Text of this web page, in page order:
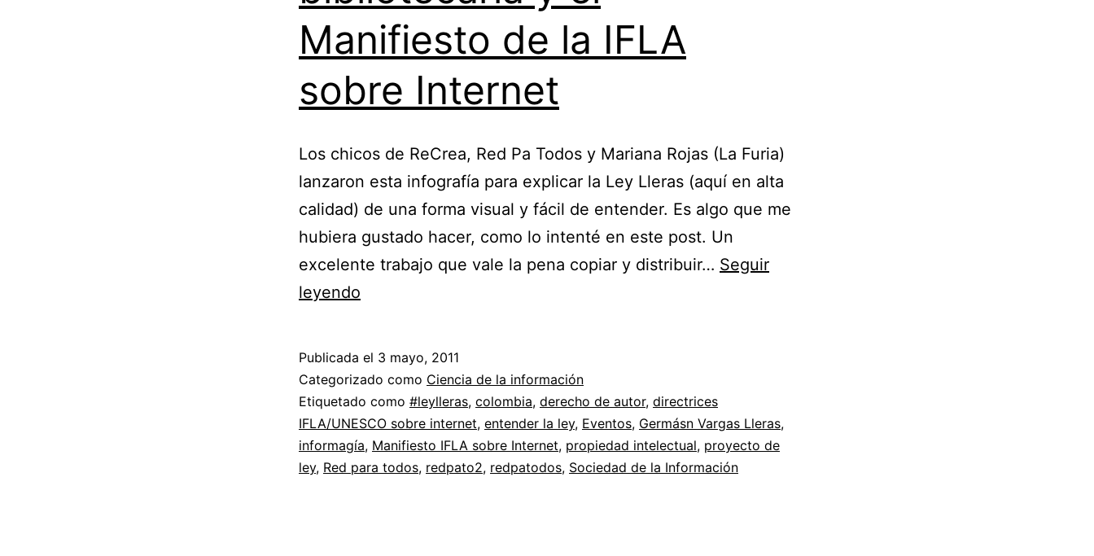
Manifiesto de la IFLA
sobre Internet
Los chicos de ReCrea, Red Pa Todos y Mariana Rojas (La Furia)
lanzaron esta infografía para explicar la Ley Lleras (aquí en alta
calidad) de una forma visual y fácil de entender. Es algo que me
hubiera gustado hacer, como lo intenté en este post. Un
excelente trabajo que vale la pena copiar y distribuir… Seguir
leyendo
Ley
Lleras
//
Responsabilidad
Publicada el 3 mayo, 2011
Categorizado como Ciencia de la información
Etiquetado como #leylleras, colombia, derecho de autor, directrices
IFLA/UNESCO sobre internet, entender la ley, Eventos, Germásn Vargas Lleras,
informagía, Manifiesto IFLA sobre Internet, propiedad intelectual, proyecto de
ley, Red para todos, redpato2, redpatodos, Sociedad de la Información